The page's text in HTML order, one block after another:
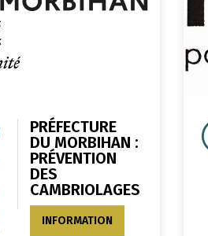
PRÉFECTURE
DU MORBIHAN :
PRÉVENTION
DES
CAMBRIOLAGES
INFORMATION